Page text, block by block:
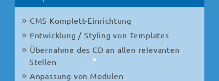
CMS Komplett-Einrichtung
Entwicklung / Styling von Templates
Übernahme des CD an allen relevanten
Stellen
Anpassung von Modulen